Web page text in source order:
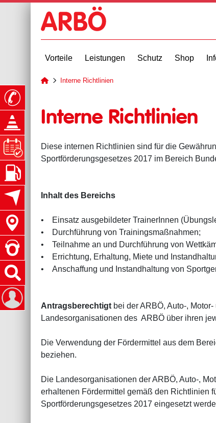
Vorteile Leistungen Schutz Shop
zur StartseiteInterne Richtlinien
Interne Richtlinien
Diese internen Richtlinien sind für die
Sportförderungsgesetzes 2017 im Bereich
Inhalt des Bereichs
• Einsatz ausgebildeter TrainerInnen
• Durchführung von Trainingsmaßnahmen;
• Teilnahme an und Durchführung von
• Errichtung, Erhaltung, Miete und
• Anschaffung und Instandhaltung von
Antragsberechtigt bei der ARBÖ, Auto-,
Landesorganisationen des ARBÖ über ihren
Die Verwendung der Fördermittel aus dem
beziehen.
Die Landesorganisationen der ARBÖ, Auto-,
erhaltenen Fördermittel gemäß den Richtlinien
Sportförderungsgesetzes 2017 eingesetzt